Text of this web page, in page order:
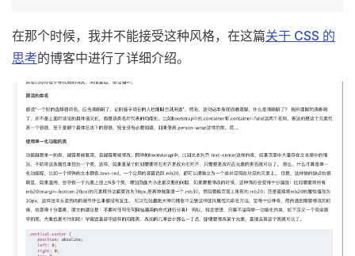
在那个时候，我并不能接受这种风格，在这篇关于 CSS 的
思考的博客中进行了详细介绍。